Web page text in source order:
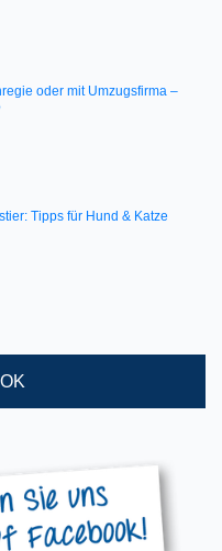
oder mit Umzugsfirma –
Tipps für Hund & Katze